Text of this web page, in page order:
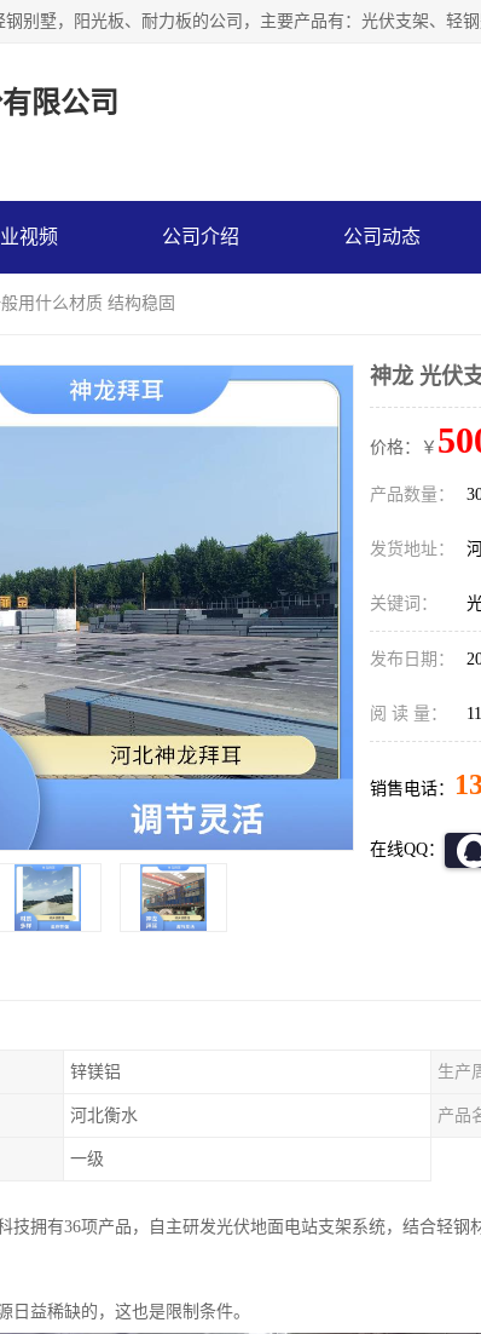
限公司
视频 公司介绍 公司动态
用什么材质 结构稳固
神龙 光伏
价格：￥
产品数量：
发货地址：
关键词：
发布日期：
阅 读 量：
销售电话：
在线QQ：
锌镁铝 生产
河北衡水 产品
一级
技拥有36项产品，自主研发光伏地面电站支架系统，结合轻
日益稀缺的，这也是限制条件。